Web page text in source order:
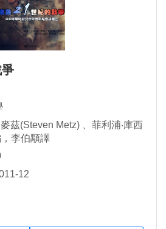
茲(Steven Metz) 、菲利浦‧庫西
李伯顒譯
12